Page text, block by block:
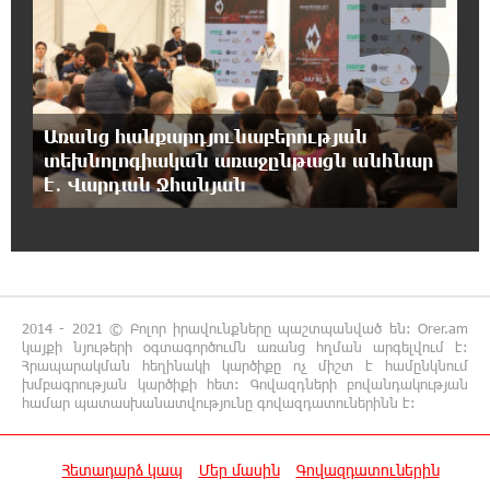
20:49:35 7-08-2026
Փրկարարները հայտանաբերել են մոլորված
զբոսաշրջիկներին
20:39:24 7-08-2026
ԼՀԿ-ն պահանջում է դադարեցնել Գարեգին
Բ-ի և եպիսկոպոսների դեմ քրեական
հետապնդումը
Սարյան փողոցի բնակարաններից մեկում
տղամարդը այրվածքներով տեղափոխվել է
«Այրվածքաբանության ազգային կենտրոն»
Սլովակիայի արևելքում արտակարգ
դրություն է հայտարարվել շոգի ալիքների
Առանց հանքարդյունաբերության
տեխնոլոգիական առաջընթացն անհնար
է․ Վարդան Ջհանյան
2014 - 2021 © Բոլոր իրավունքները պաշտպանված են: Orer.am
կայքի նյութերի օգտագործումն առանց հղման արգելվում է:
Հրապարակման հեղինակի կարծիքը ոչ միշտ է համընկնում
խմբագրության կարծիքի հետ: Գովազդների բովանդակության
համար պատասխանատվությունը գովազդատուներինն է:
Հետադարձ կապ Մեր մասին Գովազդատուներին